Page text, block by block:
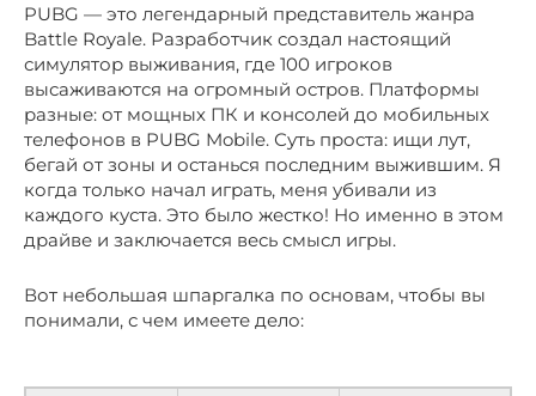
PUBG — это легендарный представитель жанра
Battle Royale. Разработчик создал настоящий
симулятор выживания, где 100 игроков
высаживаются на огромный остров. Платформы
разные: от мощных ПК и консолей до мобильных
телефонов в PUBG Mobile. Суть проста: ищи лут,
бегай от зоны и останься последним выжившим. Я
когда только начал играть, меня убивали из
каждого куста. Это было жестко! Но именно в этом
драйве и заключается весь смысл игры.
Вот небольшая шпаргалка по основам, чтобы вы
понимали, с чем имеете дело: